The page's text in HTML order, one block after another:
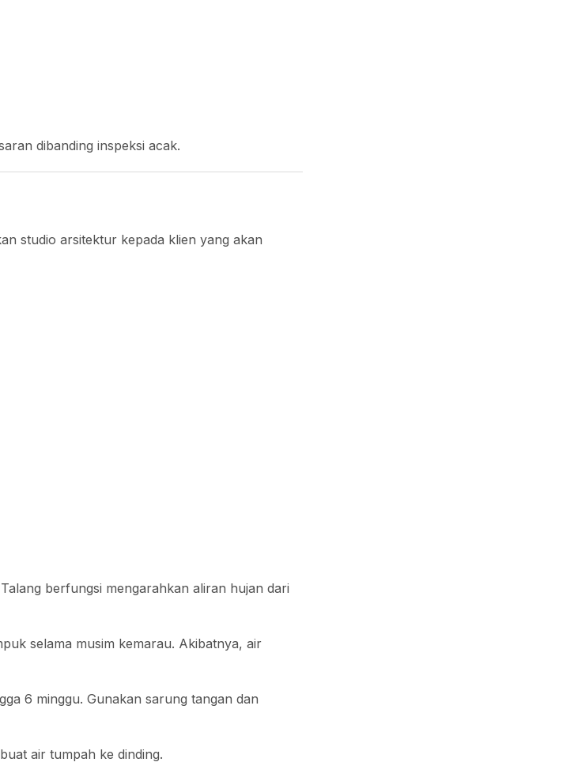
dibanding inspeksi acak.
studio arsitektur kepada klien yang akan
berfungsi mengarahkan aliran hujan dari
selama musim kemarau. Akibatnya, air
6 minggu. Gunakan sarung tangan dan
air tumpah ke dinding.